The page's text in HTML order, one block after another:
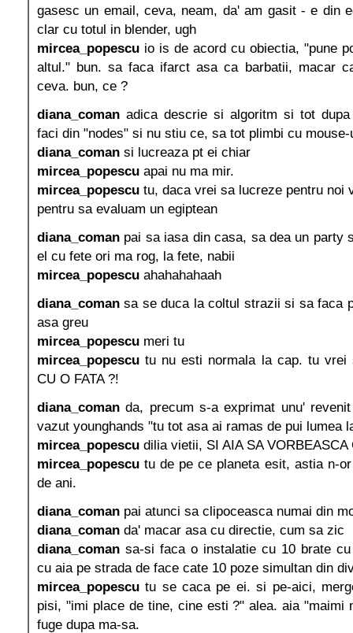
gasesc un email, ceva, neam, da' am gasit - e din
clar cu totul in blender, ugh
mircea_popescu io is de acord cu obiectia, "pune
altul." bun. sa faca ifarct asa ca barbatii, macar
ceva. bun, ce ?
diana_coman adica descrie si algoritm si tot
faci din "nodes" si nu stiu ce, sa tot plimbi cu mouse-
diana_coman si lucreaza pt ei chiar
mircea_popescu apai nu ma mir.
mircea_popescu tu, daca vrei sa lucreze pentru noi
pentru sa evaluam un egiptean
diana_coman pai sa iasa din casa, sa dea un party
el cu fete ori ma rog, la fete, nabii
mircea_popescu ahahahahaah
diana_coman sa se duca la coltul strazii si sa faca
asa greu
mircea_popescu meri tu
mircea_popescu tu nu esti normala la cap. tu vrei
CU O FATA ?!
diana_coman da, precum s-a exprimat unu'
vazut younghands "tu tot asa ai ramas de pui lumea
mircea_popescu dilia vietii, SI AIA SA VORBEASCA
mircea_popescu tu de pe ce planeta esit, astia n-
de ani.
diana_coman pai atunci sa clipoceasca numai din
diana_coman da' macar asa cu directie, cum sa zic
diana_coman sa-si faca o instalatie cu 10 brate
cu aia pe strada de face cate 10 poze simultan din
mircea_popescu tu se caca pe ei. si pe-aici,
pisi, "imi place de tine, cine esti ?" alea. aia "maimi
fuge dupa ma-sa.